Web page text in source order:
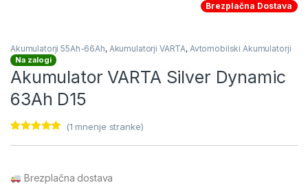
Brezplačna Dostava
Akumulatorji 55Ah-66Ah, Akumulatorji VARTA, Avtomobilski Akumulatorji
Na zalogi
Akumulator VARTA Silver Dynamic
63Ah D15
(1 mnenje stranke)
Brezplačna dostava